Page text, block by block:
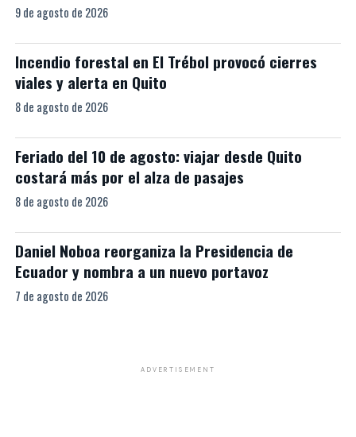
9 de agosto de 2026
Incendio forestal en El Trébol provocó cierres
viales y alerta en Quito
8 de agosto de 2026
Feriado del 10 de agosto: viajar desde Quito
costará más por el alza de pasajes
8 de agosto de 2026
Daniel Noboa reorganiza la Presidencia de
Ecuador y nombra a un nuevo portavoz
7 de agosto de 2026
ADVERTISEMENT